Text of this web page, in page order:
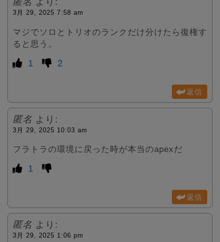
3月 29, 2025 7:58 am
マジでソロとトリオのランクだけ分けたら復権す
ると思う。
1 2
返信
匿名 より:
3月 29, 2025 10:03 am
フラトラの環境に戻った時が本当のapexだ
1
返信
匿名 より:
3月 29, 2025 1:06 pm